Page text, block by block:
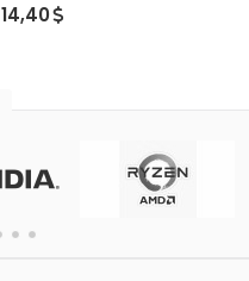
Optik Kablosuz Mouse
14,40